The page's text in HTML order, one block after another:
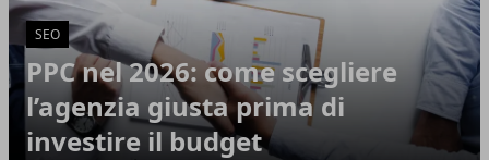
SEO
PPC nel 2026: come scegliere
l’agenzia giusta prima di
investire il budget